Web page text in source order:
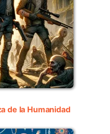
de la Humanidad